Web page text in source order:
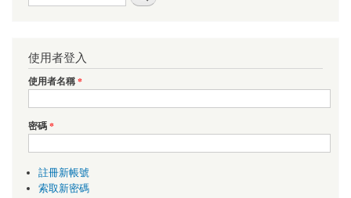
使用者登入
使用者名稱*
密碼*
註冊新帳號
索取新密碼